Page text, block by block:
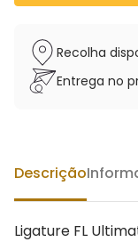
Recolha
Entrega no
Descrição
Ligature FL